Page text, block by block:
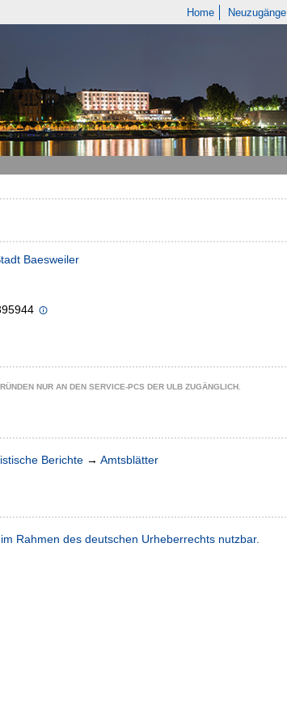
Home Neuzugänge
Baesweiler
NUR AN DEN SERVICE-PCS DER ULB ZUGÄNGLICH.
Berichte → Amtsblätter
Rahmen des deutschen Urheberrechts nutzbar.